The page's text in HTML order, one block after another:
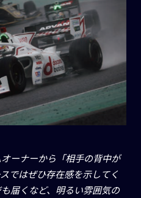
ーナーから「相手の背中が
ではぜひ存在感を示してく
届くなど、明るい雰囲気の